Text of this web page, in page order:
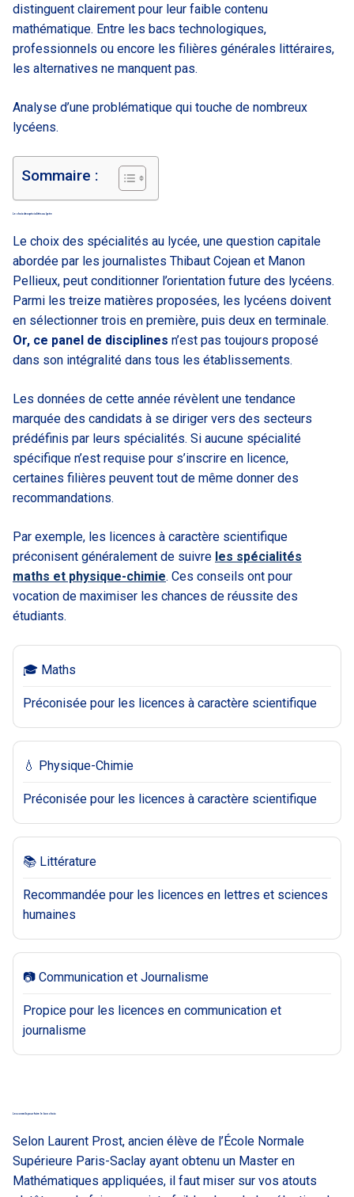
distinguent clairement pour leur faible contenu
mathématique. Entre les bacs technologiques,
professionnels ou encore les filières générales littéraires,
les alternatives ne manquent pas.
Analyse d’une problématique qui touche de nombreux
lycéens.
Sommaire :
Le choix des spécialités au lycée
Le choix des spécialités au lycée, une question capitale
abordée par les journalistes Thibaut Cojean et Manon
Pellieux, peut conditionner l’orientation future des lycéens.
Parmi les treize matières proposées, les lycéens doivent
en sélectionner trois en première, puis deux en terminale.
Or, ce panel de disciplines n’est pas toujours proposé
dans son intégralité dans tous les établissements.
Les données de cette année révèlent une tendance
marquée des candidats à se diriger vers des secteurs
prédéfinis par leurs spécialités. Si aucune spécialité
spécifique n’est requise pour s’inscrire en licence,
certaines filières peuvent tout de même donner des
recommandations.
Par exemple, les licences à caractère scientifique
préconisent généralement de suivre les spécialités
maths et physique-chimie. Ces conseils ont pour
vocation de maximiser les chances de réussite des
étudiants.
🎓 Maths
Préconisée pour les licences à caractère scientifique
💧 Physique-Chimie
Préconisée pour les licences à caractère scientifique
📚 Littérature
Recommandée pour les licences en lettres et sciences
humaines
📷 Communication et Journalisme
Propice pour les licences en communication et
journalisme
Les conseils pour faire le bon choix
Selon Laurent Prost, ancien élève de l’École Normale
Supérieure Paris-Saclay ayant obtenu un Master en
Mathématiques appliquées, il faut miser sur vos atouts